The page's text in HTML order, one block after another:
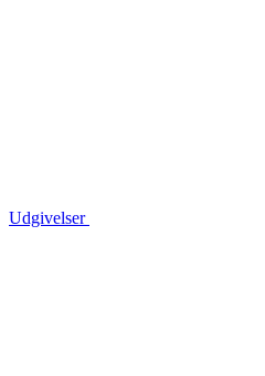
Udgivelser